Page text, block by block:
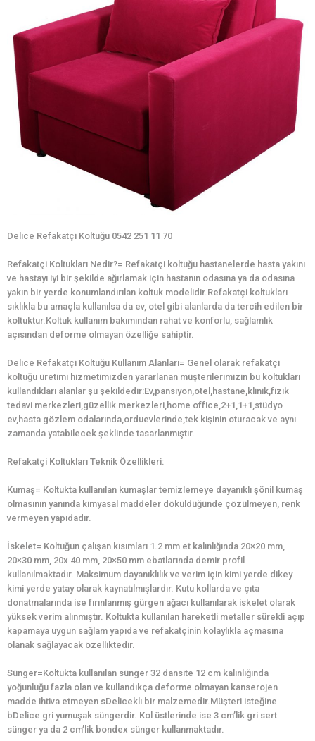
Delice Refakatçi Koltuğu 0542 251 11 70
Refakatçi Koltukları Nedir?= Refakatçi koltuğu hastanelerde hasta yakını
ve hastayı iyi bir şekilde ağırlamak için hastanın odasına ya da odasına
yakın bir yerde konumlandırılan koltuk modelidir.Refakatçi koltukları
sıklıkla bu amaçla kullanılsa da ev, otel gibi alanlarda da tercih edilen bir
koltuktur.Koltuk kullanım bakımından rahat ve konforlu, sağlamlık
açısından deforme olmayan özelliğe sahiptir.
Delice Refakatçi Koltuğu Kullanım Alanları= Genel olarak refakatçi
koltuğu üretimi hizmetimizden yararlanan müşterilerimizin bu koltukları
kullandıkları alanlar şu şekildedir:Ev,pansiyon,otel,hastane,klinik,fizik
tedavi merkezleri,güzellik merkezleri,home office,2+1,1+1,stüdyo
ev,hasta gözlem odalarında,orduevlerinde,tek kişinin oturacak ve aynı
zamanda yatabilecek şeklinde tasarlanmıştır.
Refakatçi Koltukları Teknik Özellikleri:
Kumaş= Koltukta kullanılan kumaşlar temizlemeye dayanıklı şönil kumaş
olmasının yanında kimyasal maddeler döküldüğünde çözülmeyen, renk
vermeyen yapıdadır.
İskelet= Koltuğun çalışan kısımları 1.2 mm et kalınlığında 20×20 mm,
20×30 mm, 20x 40 mm, 20×50 mm ebatlarında demir profil
kullanılmaktadır. Maksimum dayanıklılık ve verim için kimi yerde dikey
kimi yerde yatay olarak kaynatılmışlardır. Kutu kollarda ve çıta
donatmalarında ise fırınlanmış gürgen ağacı kullanılarak iskelet olarak
yüksek verim alınmıştır. Koltukta kullanılan hareketli metaller sürekli açıp
kapamaya uygun sağlam yapıda ve refakatçinin kolaylıkla açmasına
olanak sağlayacak özelliktedir.
Sünger=Koltukta kullanılan sünger 32 dansite 12 cm kalınlığında
yoğunluğu fazla olan ve kullandıkça deforme olmayan kanserojen
madde ihtiva etmeyen sDeliceklı bir malzemedir.Müşteri isteğine
bDelice gri yumuşak süngerdir. Kol üstlerinde ise 3 cm’lik gri sert
sünger ya da 2 cm’lik bondex sünger kullanmaktadır.